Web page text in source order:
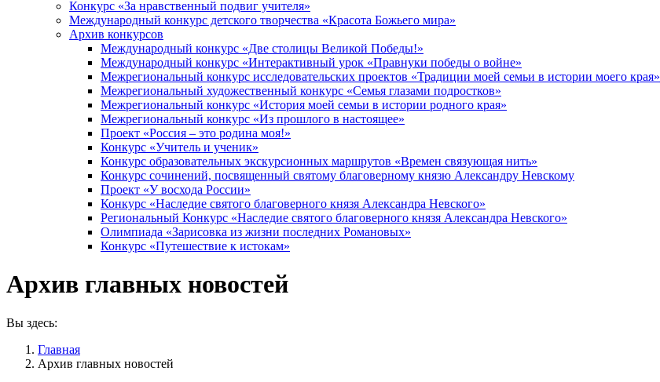
Конкурс «За нравственный подвиг учителя»
Международный конкурс детского творчества «Красота Божьего мира»
Архив конкурсов
Международный конкурс «Две столицы Великой Победы!»
Международный конкурс «Интерактивный урок «Правнуки победы о войне»
Межрегиональный конкурс исследовательских проектов «Традиции моей семьи в истории моего края»
Межрегиональный художественный конкурс «Семья глазами подростков»
Межрегиональный конкурс «История моей семьи в истории родного края»
Межрегиональный конкурс «Из прошлого в настоящее»
Проект «Россия – это родина моя!»
Конкурс «Учитель и ученик»
Конкурс образовательных экскурсионных маршрутов «Времен связующая нить»
Конкурс сочинений, посвященный святому благоверному князю Александру Невскому
Проект «У восхода России»
Конкурс «Наследие святого благоверного князя Александра Невского»
Региональный Конкурс «Наследие святого благоверного князя Александра Невского»
Олимпиада «Зарисовка из жизни последних Романовых»
Конкурс «Путешествие к истокам»
Архив главных новостей
Вы здесь:
Главная
Архив главных новостей